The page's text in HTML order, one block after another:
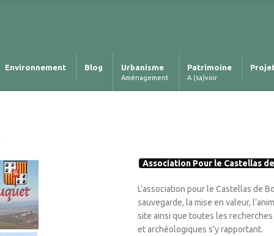
Environnement Blog Urbanisme
Aménagement
Patrimoine
A (sa)voir
Association Pour le Castellas
L’association pour le Castellas de
sauvegarde, la mise en valeur,
site ainsi que toutes les
et archéologiques s’y rapportant.